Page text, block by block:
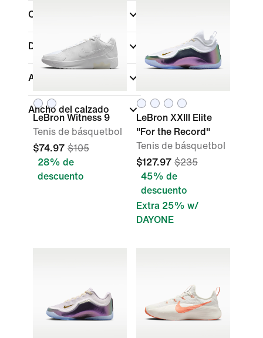
Comprar por precio
Deportes
Altura del calzado
Ancho del calzado
LeBron Witness 9
Tenis de básquetbol
$74.97 $105
28% de
descuento
LeBron XXIII Elite
"For the Record"
Tenis de básquetbol
$127.97 $235
45% de
descuento
Extra 25% w/
DAYONE